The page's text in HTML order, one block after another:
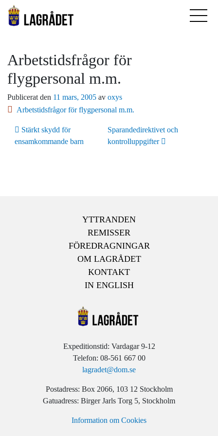
Arbetstidsfrågor för
flygpersonal m.m.
Publicerat den 11 mars, 2005 av oxys
Arbetstidsfrågor för flygpersonal m.m.
Inläggsnavigering
Stärkt skydd för
ensamkommande barn
Sparandedirektivet och
kontrolluppgifter
YTTRANDEN
REMISSER
FÖREDRAGNINGAR
OM LAGRÅDET
KONTAKT
IN ENGLISH
Expeditionstid: Vardagar 9-12
Telefon: 08-561 667 00
lagradet@dom.se
Postadress: Box 2066, 103 12 Stockholm
Gatuadress: Birger Jarls Torg 5, Stockholm
Information om Cookies